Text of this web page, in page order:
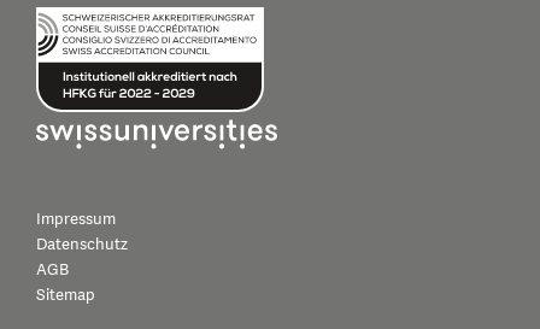
Impressum
Datenschutz
AGB
Sitemap